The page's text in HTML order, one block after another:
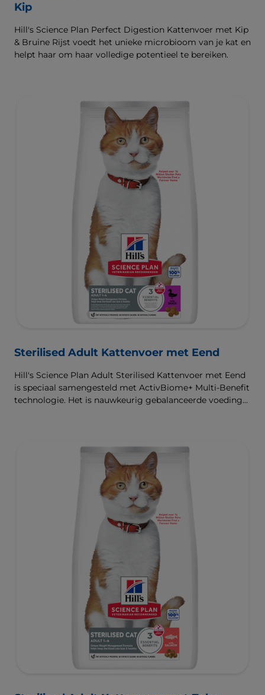
Kip
Hill's Science Plan Perfect Digestion Kattenvoer met Kip
& Bruine Rijst voedt het unieke microbioom van je kat en
helpt haar om haar volledige potentieel te bereiken.
Sterilised Adult Kattenvoer met Eend
Hill's Science Plan Adult Sterilised Kattenvoer met Eend
is speciaal samengesteld met ActivBiome+ Multi-Benefit
technologie. Het is nauwkeurig gebalanceerde voeding